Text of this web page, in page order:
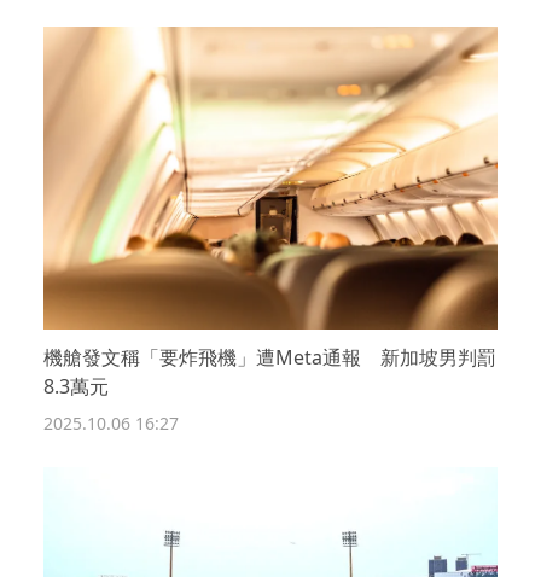
機艙發文稱「要炸飛機」遭Meta通報 新加坡男判罰
8.3萬元
2025.10.06 16:27